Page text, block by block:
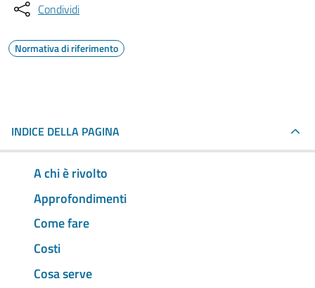
Condividi
Normativa di riferimento
INDICE DELLA PAGINA
A chi è rivolto
Approfondimenti
Come fare
Costi
Cosa serve